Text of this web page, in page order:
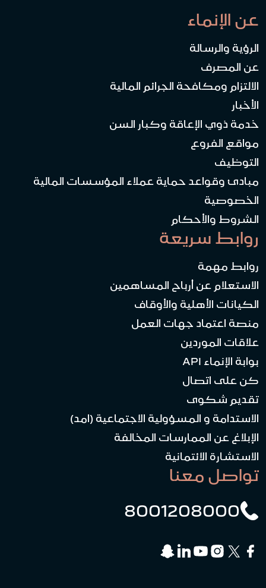
عن الإنماء
الرؤية والرسالة
عن المصرف
الالتزام ومكافحة الجرائم المالية
الأخبار
خدمة ذوي الإعاقة وكبار السن
مواقع الفروع
التوظيف
مبادئ وقواعد حماية عملاء المؤسسات المالية
الخصوصية
الشروط والأحكام
روابط سريعة
روابط مهمة
الاستعلام عن أرباح المساهمين
الكيانات الأهلية والأوقاف
منصة اعتماد جهات العمل
علاقات الموردين
بوابة الإنماء API
كن على اتصال
تقديم شكوى
الاستدامة و المسؤولية الاجتماعية (امد)
الإبلاغ عن الممارسات المخالفة
الاستشارة الائتمانية
تواصل معنا
8001208000